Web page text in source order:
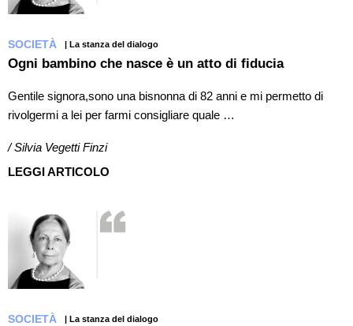
SOCIETÀ | La stanza del dialogo
Ogni bambino che nasce è un atto di fiducia
Gentile signora,sono una bisnonna di 82 anni e mi permetto di
rivolgermi a lei per farmi consigliare quale …
/ Silvia Vegetti Finzi
LEGGI ARTICOLO
SOCIETÀ | La stanza del dialogo